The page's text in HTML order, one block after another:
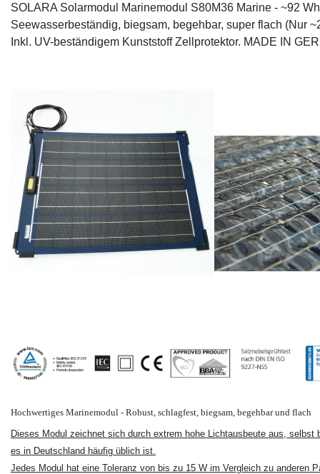
SOLARA Solarmodul Marinemodul S80M36 Marine - ~92
Seewasserbeständig, biegsam, begehbar, super flach (Nur
Inkl. UV-beständigem Kunststoff Zellprotektor. MADE IN
Hochwertiges Marinemodul - Robust, schlagfest, biegsam, begehbar und flach
Dieses Modul zeichnet sich durch extrem hohe Lichtausbeute aus, selbst
es in Deutschland häufig üblich ist.
Jedes Modul hat eine Toleranz von bis zu 15 W im Vergleich zu anderen